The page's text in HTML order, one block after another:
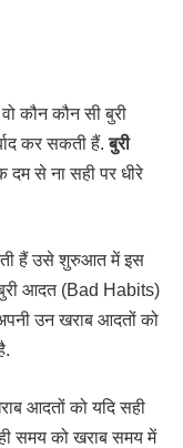
कौन कौन सी बुरी
कर सकती हैं.बुरी
दम से ना सही पर धीरे
हैं उसे शुरुआत में इस
बुरी आदत (Bad Habits)
उन खराब आदतों को
आदतों को यदि सही
समय को खराब समय में